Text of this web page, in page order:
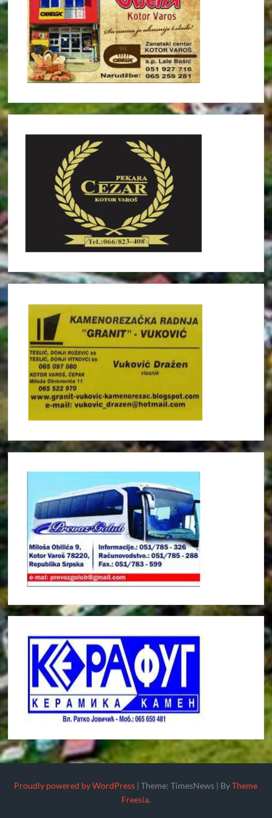
Proudly powered by WordPress |Theme: TimesNews | ByTheme
Freesia.